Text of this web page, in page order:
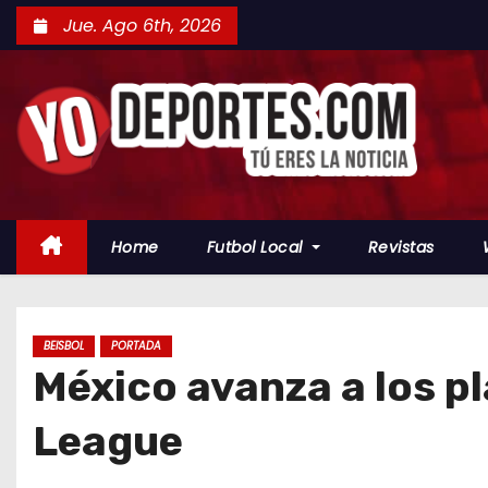
a
l
Jue. Ago 6th, 2026
Home Futbol Local Revistas
BEISBOL PORTADA
México avanza a los
League